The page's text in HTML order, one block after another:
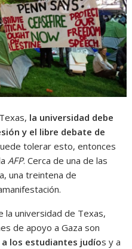
la universidad debe
y el libre debate de
tolerar esto, entonces
AFP. Cerca de una de las
una treintena de
la universidad de Texas,
de apoyo a Gaza son
a los estudiantes judíos y a